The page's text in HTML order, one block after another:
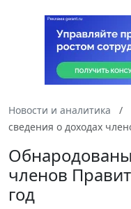
Новости и аналитика
сведения о доходах
членов
год